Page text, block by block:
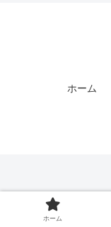
ホーム
ホーム